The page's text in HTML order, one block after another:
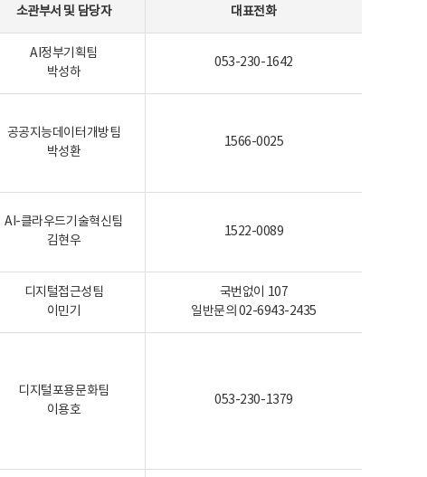
소관부서 및 담당자 대표전화
AI정부기획팀
박성하
053-230-1642
공공지능데이터개방팀
박성환
1566-0025
AI-클라우드기술혁신팀
김현우
1522-0089
디지털접근성팀
이민기
국번없이 107
일반문의 02-6943-2435
디지털포용문화팀
이용호
053-230-1379